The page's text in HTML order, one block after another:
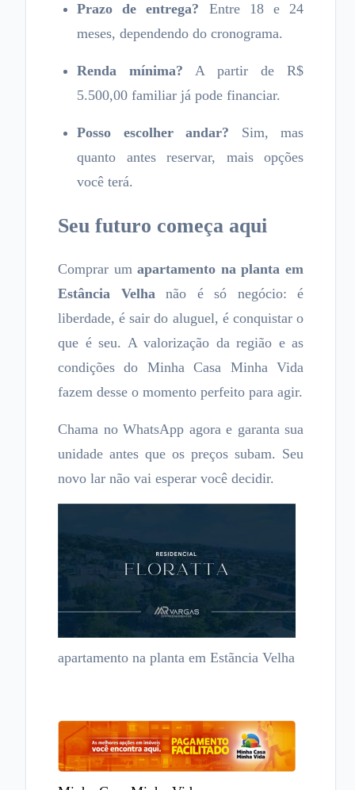
Prazo de entrega? Entre 18 e 24
meses, dependendo do cronograma.
Renda mínima? A partir de R$
5.500,00 familiar já pode financiar.
Posso escolher andar? Sim, mas
quanto antes reservar, mais opções
você terá.
Seu futuro começa aqui
Comprar umapartamento na planta em
Estância Velhanão é só negócio: é
liberdade, é sair do aluguel, é conquistar o
que é seu. A valorização da região e as
condições do Minha Casa Minha Vida
fazem desse o momento perfeito para agir.
Chama no WhatsApp agora e garanta sua
unidade antes que os preços subam. Seu
novo lar não vai esperar você decidir.
apartamento na planta em Estãncia Velha